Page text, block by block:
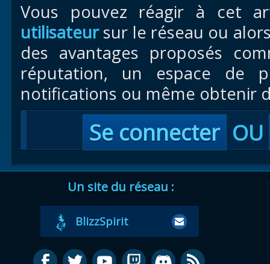
Vous pouvez réagir à cet
utilisateursur le réseau ou
des avantages proposés
réputation, un espace de
notifications ou même obtenir
Se connecter OU
Un site du réseau :
BlizzSpirit